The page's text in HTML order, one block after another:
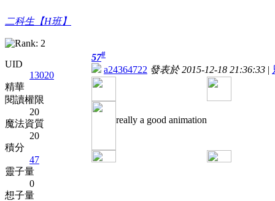
二科生【H班】
UID
13020
精華
閱讀權限
20
魔法資質
20
積分
47
靈子量
0
想子量
57#
a24364722 發表於 2015-12-18 21:36:33 |
really a good animation